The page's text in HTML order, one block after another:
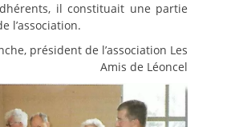
il constituait une partie
l’association.
président de l’association Les
Amis de Léoncel